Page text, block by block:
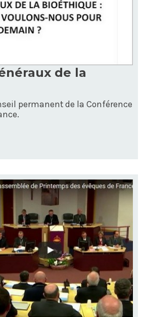
de la
permanent de la Conférence